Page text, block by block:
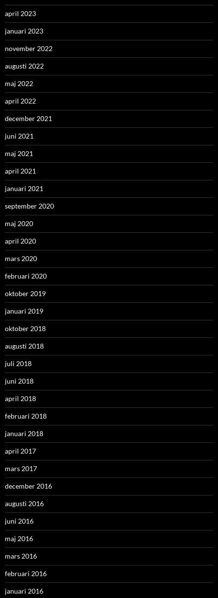
april 2023
januari 2023
november 2022
augusti 2022
maj 2022
april 2022
december 2021
juni 2021
maj 2021
april 2021
januari 2021
september 2020
maj 2020
april 2020
mars 2020
februari 2020
oktober 2019
januari 2019
oktober 2018
augusti 2018
juli 2018
juni 2018
april 2018
februari 2018
januari 2018
april 2017
mars 2017
december 2016
augusti 2016
juni 2016
maj 2016
mars 2016
februari 2016
januari 2016